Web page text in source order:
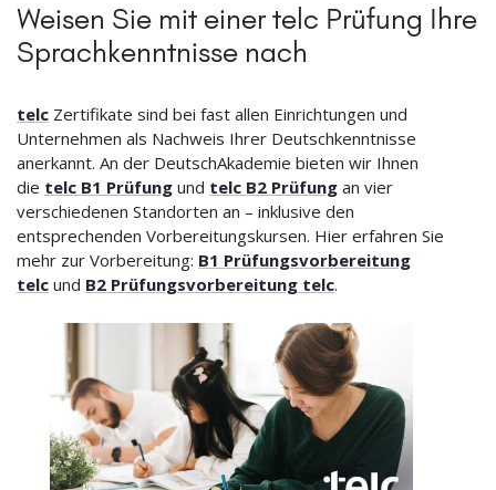
Weisen Sie mit einer telc Prüfung Ihre
Sprachkenntnisse nach
telc Zertifikate sind bei fast allen Einrichtungen und
Unternehmen als Nachweis Ihrer Deutschkenntnisse
anerkannt. An der DeutschAkademie bieten wir Ihnen
die telc B1 Prüfung und telc B2 Prüfung an vier
verschiedenen Standorten an – inklusive den
entsprechenden Vorbereitungskursen. Hier erfahren Sie
mehr zur Vorbereitung: B1 Prüfungsvorbereitung
telc und B2 Prüfungsvorbereitung telc.